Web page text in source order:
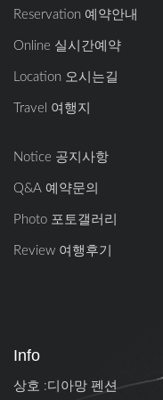
Reservation 예약안내
Online 실시간예약
Location 오시는길
Travel 여행지
Notice 공지사항
Q&A 예약문의
Photo 포토갤러리
Review 여행후기
Info
상호 :디아망 펜션